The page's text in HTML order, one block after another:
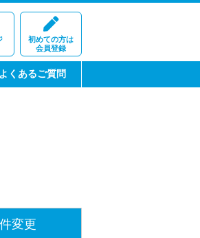
初めての方は
会員登録
よくあるご質問
変更